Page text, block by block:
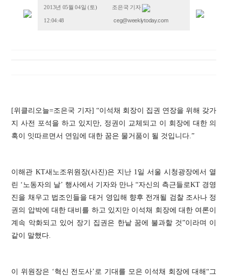
2013년 05월 04일 (토)
12:04:48
조은국 기자
ceg@weeklytoday.com
[위클리오늘=조은국 기자] “이석채 회장이 집권 연장을 위해 갖가
지 사전 포석을 하고 있지만, 정권이 교체되고 이 회장에 대한 의
혹이 잇따르면서 연임에 대한 꿈은 물거품이 될 것입니다.”
이해관 KT새노조위원장(사진)은 지난 1일 서울 시청광장에서 열
린 ‘노동자의 날’ 행사에서 기자와 만나“자신의 측근들로KT 경영
진을 채우고 법조인들을 대거 영입해 향후 전개될 검찰 조사나 정
권의 압박에 대한 대비를 하고 있지만 이석채 회장에 대한 여론이
계속 악화되고 있어 장기 집권은 한낱 꿈에 불과할 것”이라며 이
같이 말했다.
이 위원장은 ‘혁신 전도사’로 기대를 모은 이석채 회장에 대해“그